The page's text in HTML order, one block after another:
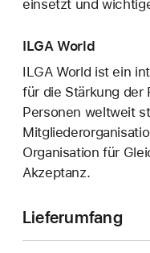
einsetzt und
ILGA World
ILGA World ist ein
für die Stärkung der
Personen weltweit
Organisation für
Akzeptanz.
Lieferumfang